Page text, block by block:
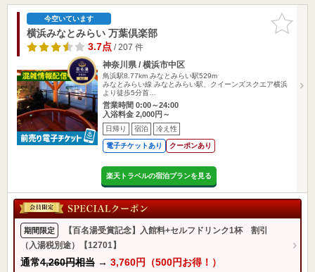
お気に入
りに追加
今空いています
横浜みなとみらい 万葉倶楽部
3.7点/ 207 件
神奈川県 / 横浜市中区
鳥浜駅8.77km みなとみらい駅529m
みなとみらい線 みなとみらい駅、クイーンズスクエア横浜
より徒歩5分首…
営業時間 0:00～24:00
入浴料金 2,000円～
日帰り 宿泊 冷え性
電子チケットあり クーポンあり
楽天トラベルの宿泊プランを見る
期間限定
【百名湯受賞記念】入館料+セルフドリンク1杯 割引
（入湯税別途）【12701】
通常4,260円相当 → 3,760円（500円お得！）